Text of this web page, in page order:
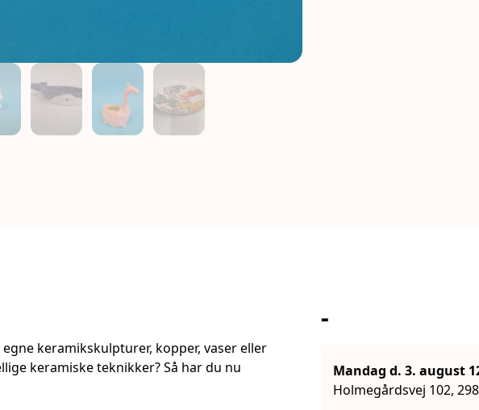
keramikskulpturer, kopper, vaser eller
keramiske teknikker? Så har du nu
-
Holmegårdsvej 102,